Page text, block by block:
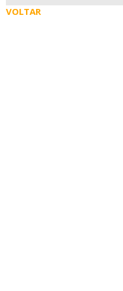
VOLTAR